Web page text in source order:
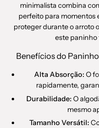
minimalista combina
perfeito para momentos
proteger durante o arroto
este paninho
Benefícios do
Alta Absorção: O
rapidamente,
Durabilidade: O
mesmo
Tamanho Versátil: